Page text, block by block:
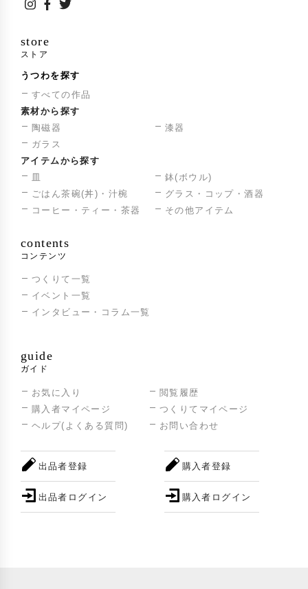
store
ストア
うつわを探す
すべての作品
素材から探す
陶磁器
漆器
ガラス
アイテムから探す
皿
鉢(ボウル)
ごはん茶碗(丼)・汁椀
グラス・コップ・酒器
コーヒー・ティー・茶器
その他アイテム
contents
コンテンツ
つくりて一覧
イベント一覧
インタビュー・コラム一覧
guide
ガイド
お気に入り
閲覧履歴
購入者マイページ
つくりてマイページ
ヘルプ(よくある質問)
お問い合わせ
出品者登録
出品者ログイン
購入者登録
購入者ログイン